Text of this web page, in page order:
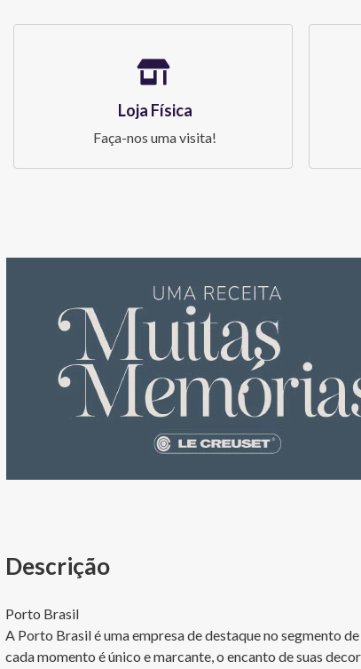
Loja Física
Faça-nos uma visita!
Porto Brasil
A Porto Brasil é uma empresa de destaque no segmento
cada momento é único e marcante, o encanto de suas